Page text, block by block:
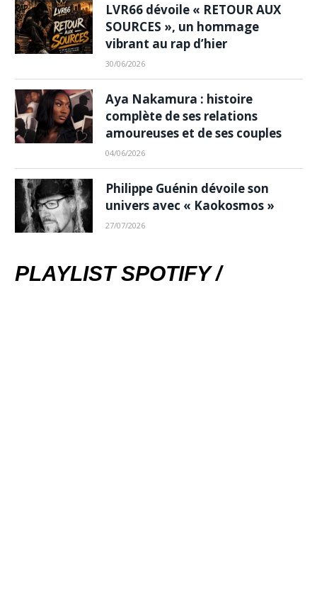
LVR66 dévoile « RETOUR AUX
SOURCES », un hommage
vibrant au rap d’hier
30/06/2026
Aya Nakamura : histoire
complète de ses relations
amoureuses et de ses couples
04/06/2026
Philippe Guénin dévoile son
univers avec « Kaokosmos »
27/07/2026
PLAYLIST SPOTIFY /